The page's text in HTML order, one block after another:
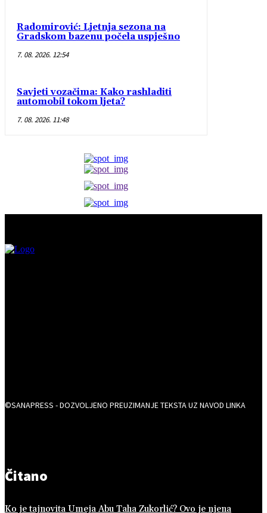
Radomirović: Ljetnja sezona na
Gradskom bazenu počela uspješno
7. 08. 2026. 12:54
Savjeti vozačima: Kako rashladiti
automobil tokom ljeta?
7. 08. 2026. 11:48
©SANAPRESS - DOZVOLJENO PREUZIMANJE TEKSTA UZ NAVOD LINKA
Čitano
Ko je tajnovita Umeja Abu Taha Zukorlić? Ovo je njena